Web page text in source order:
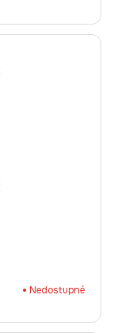
Nedostupné